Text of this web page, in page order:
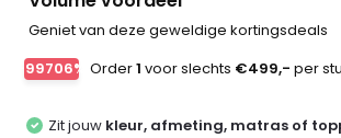
Geniet van deze geweldige kortingsdeals
-99706% Order1 voor slechts €499,- per
Zit jouw kleur, afmeting, matras of